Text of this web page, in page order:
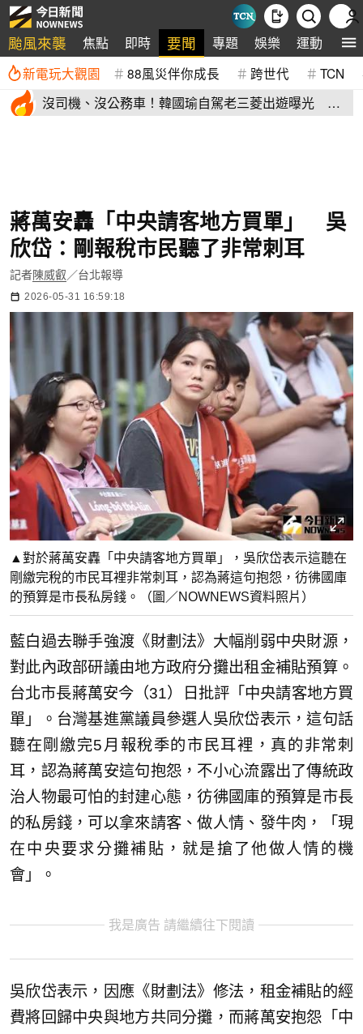
颱風來襲 焦點 即時 要聞 專題 娛樂 運動 全
新電玩大觀園 88風災伴你成長 跨世代 TCN
沒司機、沒公務車！韓國瑜自駕老三菱出遊曝光 私
蔣萬安轟「中央請客地方買單」 吳
欣岱：剛報稅市民聽了非常刺耳
記者陳威叡 ／台北報導
2026-05-31 16:59:18
▲對於蔣萬安轟「中央請客地方買單」，吳欣岱表示這聽在
剛繳完稅的市民耳裡非常刺耳，認為蔣這句抱怨，彷彿國庫
的預算是市長私房錢。（圖／NOWNEWS資料照片）
藍白過去聯手強渡《財劃法》大幅削弱中央財源，
對此內政部研議由地方政府分攤出租金補貼預算。
台北市長蔣萬安今（31）日批評「中央請客地方買
單」。台灣基進黨議員參選人吳欣岱表示，這句話
聽在剛繳完5月報稅季的市民耳裡，真的非常刺
耳，認為蔣萬安這句抱怨，不小心流露出了傳統政
治人物最可怕的封建心態，彷彿國庫的預算是市長
的私房錢，可以拿來請客、做人情、發牛肉，「現
在中央要求分攤補貼，就是搶了他做人情的機
會」。
我是廣告 請繼續往下閱讀
吳欣岱表示，因應《財劃法》修法，租金補貼的經
費將回歸中央與地方共同分攤，而蔣萬安抱怨「中